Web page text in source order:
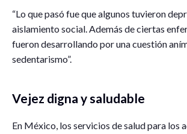
“Lo que pasó fue que algunos tuvieron
aislamiento social. Además de ciertas
fueron desarrollando por una cuestión
sedentarismo”.
Vejez digna y saludable
En México, los servicios de salud para los